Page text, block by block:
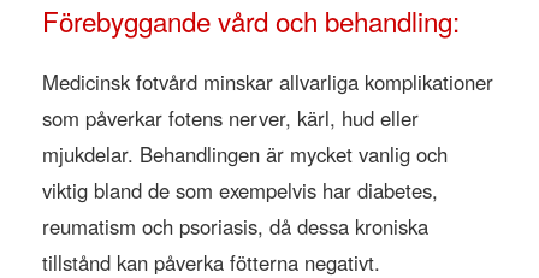
Förebyggande vård och behandling:
Medicinsk fotvård minskar allvarliga komplikationer
som påverkar fotens nerver, kärl, hud eller
mjukdelar. Behandlingen är mycket vanlig och
viktig bland de som exempelvis har diabetes,
reumatism och psoriasis, då dessa kroniska
tillstånd kan påverka fötterna negativt.